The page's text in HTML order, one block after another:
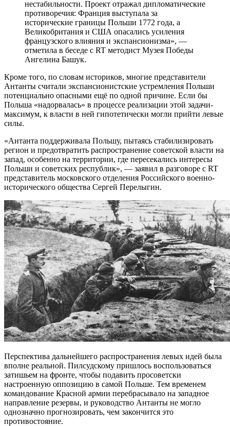
нестабильности. Проект отражал дипломатические
противоречия: Франция выступала за
исторические границы Польши 1772 года, а
Великобритания и США опасались усиления
французского влияния и экспансионизма», —
отметила в беседе с RT методист Музея Победы
Ангелина Башук.
Кроме того, по словам историков, многие представители
Антанты считали экспансионистские устремления Польши
потенциально опасными ещё по одной причине. Если бы
Польша «надорвалась» в процессе реализации этой задачи-
максимум, к власти в ней гипотетически могли прийти левые
силы.
«Антанта поддерживала Польшу, пытаясь стабилизировать
регион и предотвратить распространение советской власти на
запад, особенно на территории, где пересекались интересы
Польши и советских республик», — заявил в разговоре с RT
представитель московского отделения Российского военно-
исторического общества Сергей Перелыгин.
Перспектива дальнейшего распространения левых идей была
вполне реальной. Пилсудскому пришлось воспользоваться
затишьем на фронте, чтобы подавить просоветски
настроенную оппозицию в самой Польше. Тем временем
командование Красной армии перебрасывало на западное
направление резервы, и руководство Антанты не могло
однозначно прогнозировать, чем закончится это
противостояние.